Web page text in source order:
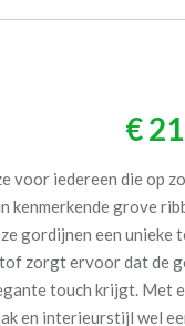
€
voor iedereen die op
kenmerkende grove
gordijnen een unieke
zorgt ervoor dat de
touch krijgt. Met
en interieurstijl wel